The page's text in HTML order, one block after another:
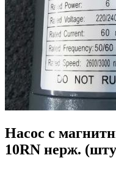
Насос с
10RN нерж.